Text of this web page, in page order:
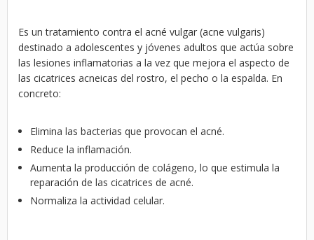
Es un tratamiento contra el acné vulgar (acne vulgaris)
destinado a adolescentes y jóvenes adultos que actúa sobre
las lesiones inflamatorias a la vez que mejora el aspecto de
las cicatrices acneicas del rostro, el pecho o la espalda. En
concreto:
Elimina las bacterias que provocan el acné.
Reduce la inflamación.
Aumenta la producción de colágeno, lo que estimula la
reparación de las cicatrices de acné.
Normaliza la actividad celular.